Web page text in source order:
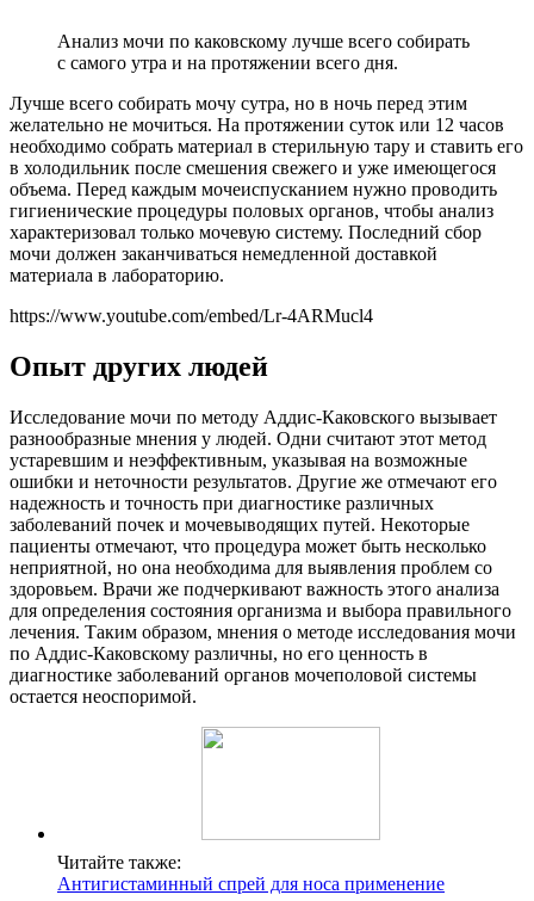
Анализ мочи по каковскому лучше всего собирать
с самого утра и на протяжении всего дня.
Лучше всего собирать мочу сутра, но в ночь перед этим
желательно не мочиться. На протяжении суток или 12 часов
необходимо собрать материал в стерильную тару и ставить его
в холодильник после смешения свежего и уже имеющегося
объема. Перед каждым мочеиспусканием нужно проводить
гигиенические процедуры половых органов, чтобы анализ
характеризовал только мочевую систему. Последний сбор
мочи должен заканчиваться немедленной доставкой
материала в лабораторию.
https://www.youtube.com/embed/Lr-4ARMucl4
Опыт других людей
Исследование мочи по методу Аддис-Каковского вызывает
разнообразные мнения у людей. Одни считают этот метод
устаревшим и неэффективным, указывая на возможные
ошибки и неточности результатов. Другие же отмечают его
надежность и точность при диагностике различных
заболеваний почек и мочевыводящих путей. Некоторые
пациенты отмечают, что процедура может быть несколько
неприятной, но она необходима для выявления проблем со
здоровьем. Врачи же подчеркивают важность этого анализа
для определения состояния организма и выбора правильного
лечения. Таким образом, мнения о методе исследования мочи
по Аддис-Каковскому различны, но его ценность в
диагностике заболеваний органов мочеполовой системы
остается неоспоримой.
Читайте также:
Антигистаминный спрей для носа применение